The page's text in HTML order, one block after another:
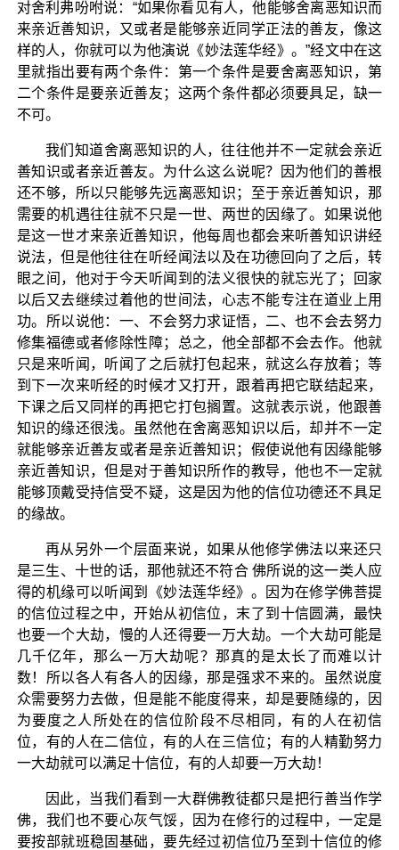
对舍利弗吩咐说：“如果你看见有人，他能够舍离恶知识而
来亲近善知识，又或者是能够亲近同学正法的善友，像这
样的人，你就可以为他演说《妙法莲华经》。”经文中在这
里就指出要有两个条件：第一个条件是要舍离恶知识，第
二个条件是要亲近善友；这两个条件都必须要具足，缺一
不可。
我们知道舍离恶知识的人，往往他并不一定就会亲近
善知识或者亲近善友。为什么这么说呢？因为他们的善根
还不够，所以只能够先远离恶知识；至于亲近善知识，那
需要的机遇往往就不只是一世、两世的因缘了。如果说他
是这一世才来亲近善知识，他每周也都会来听善知识讲经
说法，但是他往往在听经闻法以及在功德回向了之后，转
眼之间，他对于今天听闻到的法义很快的就忘光了；回家
以后又去继续过着他的世间法，心志不能专注在道业上用
功。所以说他：一、不会努力求证悟，二、也不会去努力
修集福德或者修除性障；总之，他全部都不会去作。他就
只是来听闻，听闻了之后就打包起来，就这么存放着；等
到下一次来听经的时候才又打开，跟着再把它联结起来，
下课之后又同样的再把它打包搁置。这就表示说，他跟善
知识的缘还很浅。虽然他在舍离恶知识以后，却并不一定
就能够亲近善友或者是亲近善知识；假使说他有因缘能够
亲近善知识，但是对于善知识所作的教导，他也不一定就
能够顶戴受持信受不疑，这是因为他的信位功德还不具足
的缘故。
再从另外一个层面来说，如果从他修学佛法以来还只
是三生、十世的话，那他就还不符合 佛所说的这一类人应
得的机缘可以听闻到《妙法莲华经》。因为在修学佛菩提
的信位过程之中，开始从初信位，末了到十信圆满，最快
也要一个大劫，慢的人还得要一万大劫。一个大劫可能是
几千亿年，那么一万大劫呢？那真的是太长了而难以计
数！所以各人有各人的因缘，那是强求不来的。虽然说度
众需要努力去做，但是能不能度得来，却是要随缘的，因
为要度之人所处在的信位阶段不尽相同，有的人在初信
位，有的人在二信位，有的人在三信位；有的人精勤努力
一大劫就可以满足十信位，有的人却要一万大劫！
因此，当我们看到一大群佛教徒都只是把行善当作学
佛，我们也不要心灰气馁，因为在修行的过程中，一定是
要按部就班稳固基础，要先经过初信位乃至到十信位的修